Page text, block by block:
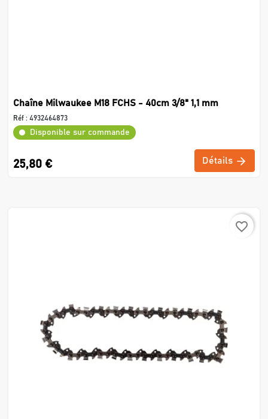
Chaîne Milwaukee M18 FCHS - 40cm 3/8" 1,1 mm
Réf : 4932464873
Disponible sur commande
25,80 € Détails
favorite_border